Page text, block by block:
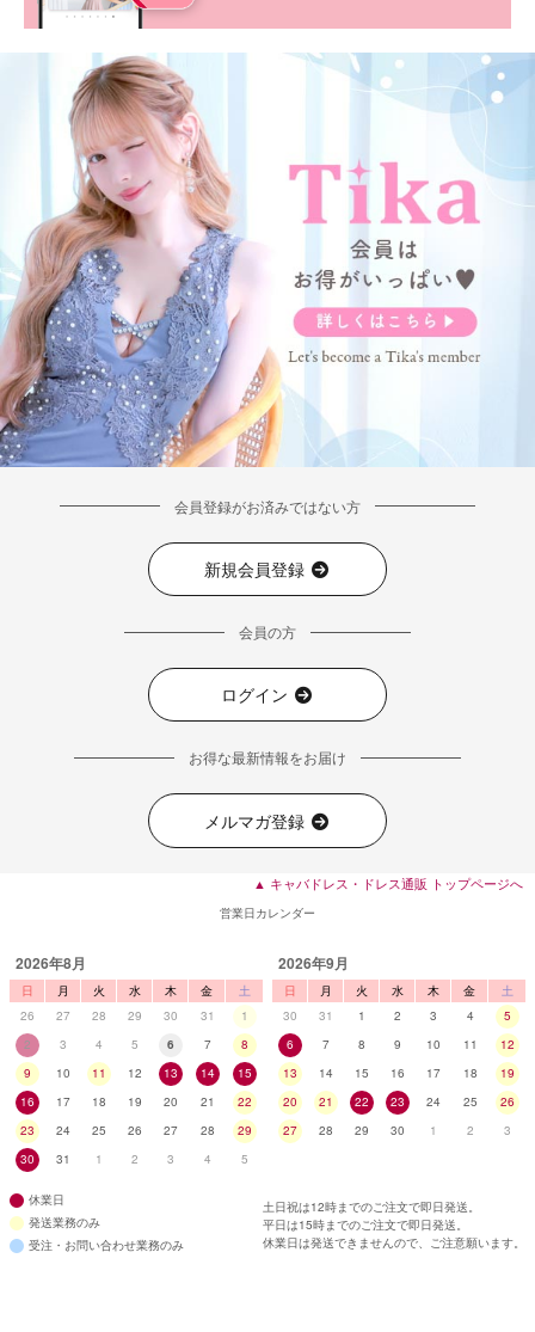
会員登録がお済みではない方
新規会員登録
会員の方
ログイン
お得な最新情報をお届け
メルマガ登録
▲ キャバドレス・ドレス通販 トップページへ
営業日カレンダー
2026年8月
日 月 火 水 木 金
土
26
27 28 29 30 31
1
2
3 4 5 6 7
8
9
10 11 12 13 14
15
16
17 18 19 20 21
22
23
24 25 26 27 28
29
30
31 1 2 3 4 5
2026年9月
日 月 火 水 木 金
土
30
31 1 2 3 4
5
6
7 8 9 10 11
12
13
14 15 16 17 18
19
20
21 22 23 24 25
26
27
28 29 30 1 2 3
休業日
発送業務のみ
受注・お問い合わせ業務のみ
土日祝は12時までのご注文で即日発送。
平日は15時までのご注文で即日発送。
休業日は発送できませんので、ご注意願います。